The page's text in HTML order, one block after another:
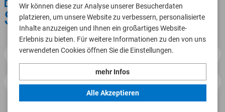
Diverse
Schumacher
Filtern
Wir können diese zur Analyse unserer Besucherdaten
platzieren, um unsere Website zu verbessern, personalisierte
Inhalte anzuzeigen und Ihnen ein großartiges Website-
Erlebnis zu bieten. Für weitere Informationen zu den von uns
verwendeten Cookies öffnen Sie die Einstellungen.
mehr Infos
Alle Akzeptieren